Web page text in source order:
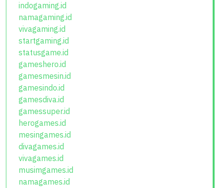
indogaming.id
namagaming.id
vivagaming.id
startgaming.id
statusgame.id
gameshero.id
gamesmesin.id
gamesindo.id
gamesdiva.id
gamessuper.id
herogames.id
mesingames.id
divagames.id
vivagames.id
musimgames.id
namagames.id